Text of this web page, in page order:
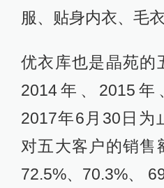
服、贴身内衣、毛衣
优衣库也是晶苑的
2014年、2015
2017年6月30日为
对五大客户的销售
72.5%、70.3%、